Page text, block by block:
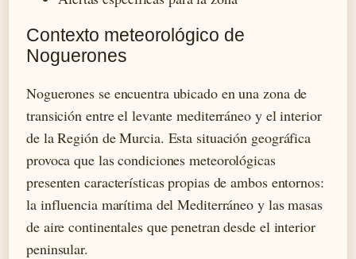
Contexto meteorológico de
Noguerones
Noguerones se encuentra ubicado en una zona de
transición entre el levante mediterráneo y el interior
de la Región de Murcia. Esta situación geográfica
provoca que las condiciones meteorológicas
presenten características propias de ambos entornos:
la influencia marítima del Mediterráneo y las masas
de aire continentales que penetran desde el interior
peninsular.